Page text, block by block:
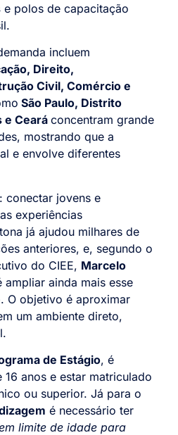
e polos de capacitação
incluem
Direito,
Civil, Comércio e
São Paulo, Distrito
e Ceará concentram grande
mostrando que a
e envolve diferentes
conectar jovens e
experiências
já ajudou milhares de
anteriores, e, segundo o
do CIEE, Marcelo
ampliar ainda mais esse
O objetivo é aproximar
um ambiente direto,
de Estágio, é
anos e estar matriculado
ou superior. Já para o
é necessário ter
limite de idade para